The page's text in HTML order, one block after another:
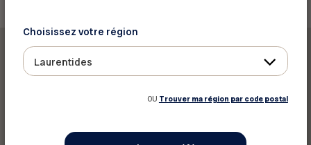
Choisissez votre région
Laurentides
OU Trouver ma région par code postal